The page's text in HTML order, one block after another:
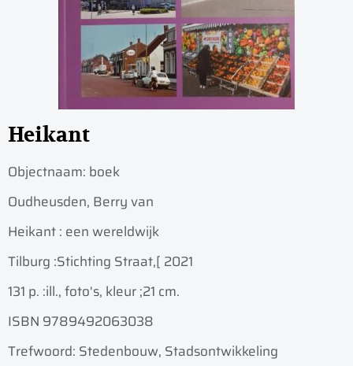
Heikant
Objectnaam: boek
Oudheusden, Berry van
Heikant : een wereldwijk
Tilburg :Stichting Straat,[ 2021
131 p. :ill., foto's, kleur ;21 cm.
ISBN 9789492063038
Trefwoord: Stedenbouw, Stadsontwikkeling